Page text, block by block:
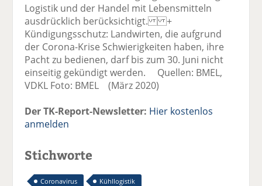
Logistik und der Handel mit Lebensmitteln
ausdrücklich berücksichtigt. +
Kündigungsschutz: Landwirten, die aufgrund
der Corona-Krise Schwierigkeiten haben, ihre
Pacht zu bedienen, darf bis zum 30. Juni nicht
einseitig gekündigt werden. Quellen: BMEL,
VDKL Foto: BMEL (März 2020)
Der TK-Report-Newsletter: Hier kostenlos
anmelden
Stichworte
Coronavirus Kühllogistik